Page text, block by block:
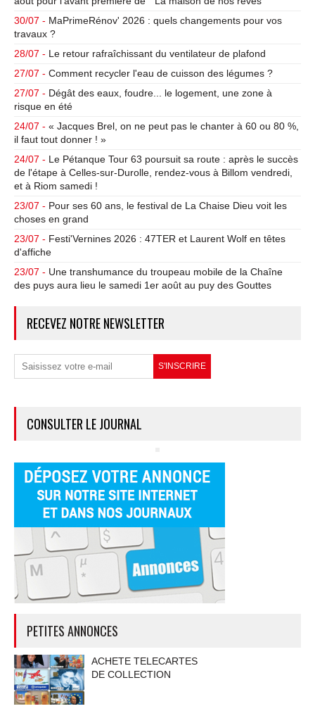
30/07 - MaPrimeRénov' 2026 : quels changements pour vos
travaux ?
28/07 - Le retour rafraîchissant du ventilateur de plafond
27/07 - Comment recycler l'eau de cuisson des légumes ?
27/07 - Dégât des eaux, foudre... le logement, une zone à
risque en été
24/07 - « Jacques Brel, on ne peut pas le chanter à 60 ou 80 %,
il faut tout donner ! »
24/07 - Le Pétanque Tour 63 poursuit sa route : après le succès
de l'étape à Celles-sur-Durolle, rendez-vous à Billom vendredi,
et à Riom samedi !
23/07 - Pour ses 60 ans, le festival de La Chaise Dieu voit les
choses en grand
23/07 - Festi'Vernines 2026 : 47TER et Laurent Wolf en têtes
d'affiche
23/07 - Une transhumance du troupeau mobile de la Chaîne
des puys aura lieu le samedi 1er août au puy des Gouttes
RECEVEZ NOTRE NEWSLETTER
CONSULTER LE JOURNAL
PETITES ANNONCES
ACHETE TELECARTES
DE COLLECTION